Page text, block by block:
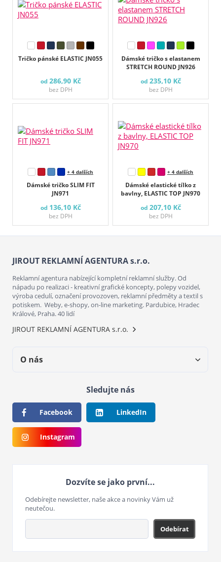
Tričko pánské ELASTIC JN055
od 286,90 Kč
bez DPH
Dámské tričko s elastanem
STRETCH ROUND JN926
od 235,10 Kč
bez DPH
Dámské tričko SLIM FIT
JN971
+ 4 dalších
od 136,10 Kč
bez DPH
Dámské elastické tílko z
bavlny, ELASTIC TOP JN970
+ 4 dalších
od 207,10 Kč
bez DPH
JIROUT REKLAMNÍ AGENTURA s.r.o.
Reklamní agentura nabízející kompletní reklamní služby. Od
nápadu po realizaci - kreativní grafické koncepty, polepy vozidel,
výroba cedulí, označení provozoven, reklamní předměty a textil s
potiskem. Weby, e-shopy, on-line marketing. Pardubice, Hradec
Králové, Praha. 40 lidí
JIROUT REKLAMNÍ AGENTURA s.r.o.
O nás
Sledujte nás
Facebook LinkedIn
Instagram
Dozvíte se jako první...
Odebírejte newsletter, naše akce a novinky Vám už
neutečou.
Odebírat